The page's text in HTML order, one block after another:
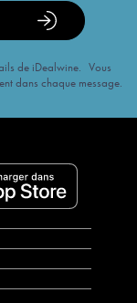
de iDealwine. Vous
dans chaque message.